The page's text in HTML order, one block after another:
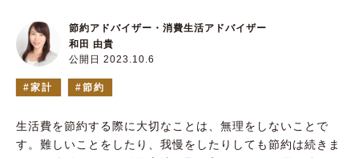
公開日 2023.10.6
節約アドバイザー・消費生活アドバイザー
和田 由貴
家計 節約
生活費を節約する際に大切なことは、無理をしないことで
す。難しいことをしたり、我慢をしたりしても節約は続きま